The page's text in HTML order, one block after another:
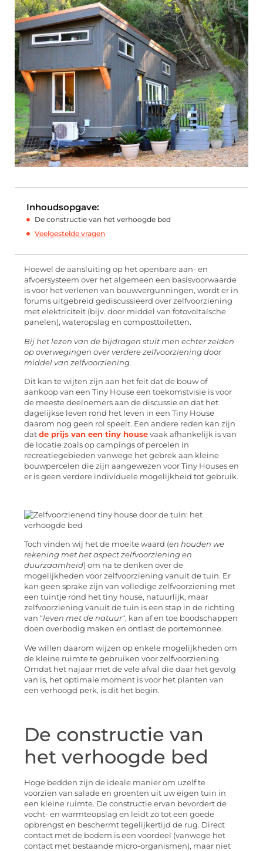
Inhoudsopgave:
De constructie van het verhoogde bed
Veelgestelde vragen
Hoewel de aansluiting op het openbare aan- en
afvoersysteem over het algemeen een basisvoorwaarde
is voor het verlenen van bouwvergunningen, wordt er in
forums uitgebreid gediscussieerd over zelfvoorziening
met elektriciteit (bijv. door middel van fotovoltaïsche
panelen), wateropslag en composttoiletten.
Bij het lezen van de bijdragen stuit men echter zelden
op overwegingen over verdere zelfvoorziening door
middel van zelfvoorziening.
Dit kan te wijten zijn aan het feit dat de bouw of
aankoop van een Tiny House een toekomstvisie is voor
de meeste deelnemers aan de discussie en dat het
dagelijkse leven rond het leven in een Tiny House
daarom nog geen rol speelt. Een andere reden kan zijn
dat de prijs van een tiny house vaak afhankelijk is van
de locatie zoals op campings of percelen in
recreatiegebieden vanwege het gebrek aan kleine
bouwpercelen die zijn aangewezen voor Tiny Houses en
er is geen verdere individuele mogelijkheid tot gebruik.
Toch vinden wij het de moeite waard (en houden we
rekening met het aspect zelfvoorziening en
duurzaamheid) om na te denken over de
mogelijkheden voor zelfvoorziening vanuit de tuin. Er
kan geen sprake zijn van volledige zelfvoorziening met
een tuintje rond het tiny house, natuurlijk, maar
zelfvoorziening vanuit de tuin is een stap in de richting
van “leven met de natuur“, kan af en toe boodschappen
doen overbodig maken en ontlast de portemonnee.
We willen daarom wijzen op enkele mogelijkheden om
de kleine ruimte te gebruiken voor zelfvoorziening.
Omdat het najaar met de vele afval die daar het gevolg
van is, het optimale moment is voor het planten van
een verhoogd perk, is dit het begin.
De constructie van
het verhoogde bed
Hoge bedden zijn de ideale manier om uzelf te
voorzien van salade en groenten uit uw eigen tuin in
een kleine ruimte. De constructie ervan bevordert de
vocht- en warmteopslag en leidt zo tot een goede
opbrengst en beschermt tegelijkertijd de rug. Direct
contact met de bodem is een voordeel (vanwege het
contact met bestaande micro-organismen), maar niet